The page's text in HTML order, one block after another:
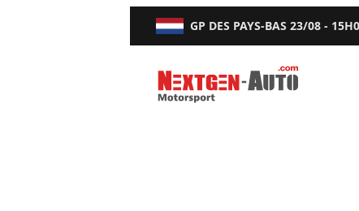
GP DES PAYS-BAS 23/08 -
Nextgen-Auto.com